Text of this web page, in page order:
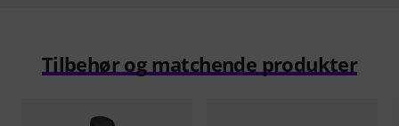
Tilbehør og matchende produkter